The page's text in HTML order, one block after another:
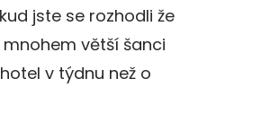
jste se rozhodli že
větší šanci
v týdnu než o